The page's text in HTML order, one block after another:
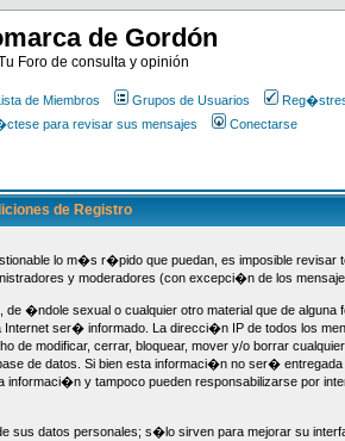
de Gordón
Foro de consulta y opinión
de Miembros Grupos de Usuarios
para revisar sus mensajes Conectarse
de Registro
lo m�s r�pido que puedan, es imposible revisar
y moderadores (con excepci�n de los
�ndole sexual o cualquier otro material que de alguna
ser� informado. La direcci�n IP de todos los
de modificar, cerrar, bloquear, mover y/o borrar
de datos. Si bien esta informaci�n no ser�
y tampoco pueden responsabilizarse por
sus datos personales; s�lo sirven para mejorar su